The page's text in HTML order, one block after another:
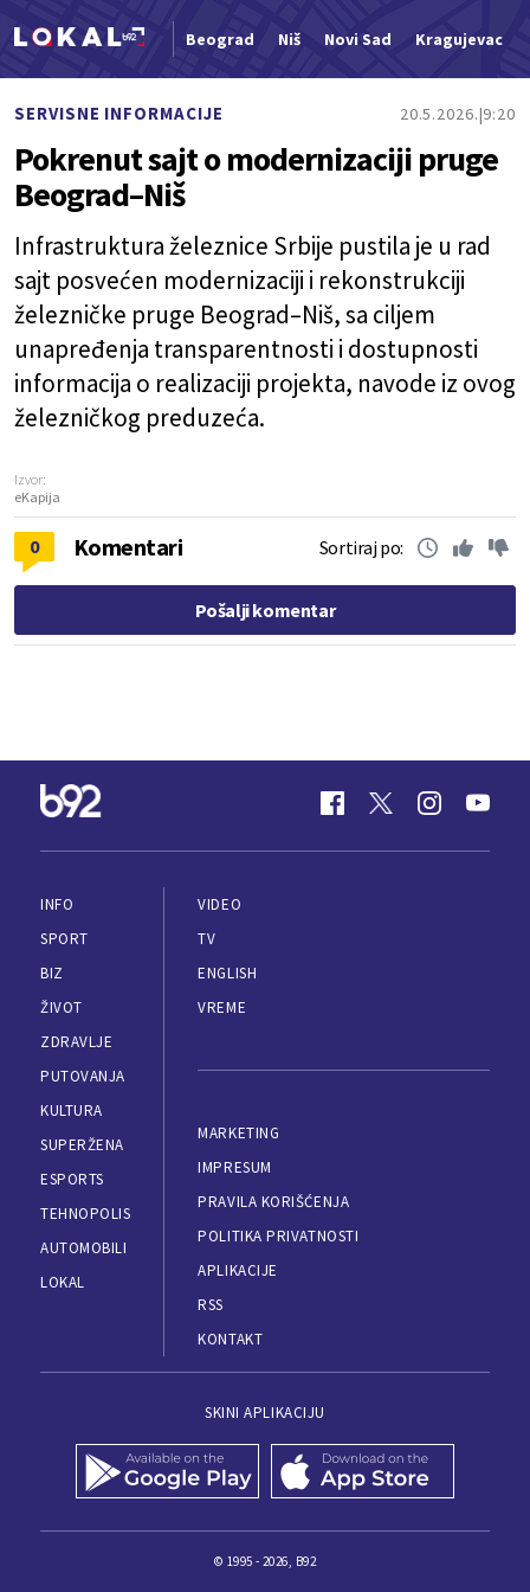
Beograd Niš Novi Sad Kragujevac
SERVISNE INFORMACIJE 20.5.2026. 9:20
Pokrenut sajt o modernizaciji pruge
Beograd–Niš
Infrastruktura železnice Srbije pustila je u rad
sajt posvećen modernizaciji i rekonstrukciji
železničke pruge Beograd–Niš, sa ciljem
unapređenja transparentnosti i dostupnosti
informacija o realizaciji projekta, navode iz ovog
železničkog preduzeća.
Izvor:
eKapija
0 Komentari Sortiraj po:
Pošalji komentar
INFO
SPORT
BIZ
ŽIVOT
ZDRAVLJE
PUTOVANJA
KULTURA
SUPERŽENA
ESPORTS
TEHNOPOLIS
AUTOMOBILI
LOKAL
VIDEO
TV
ENGLISH
VREME
MARKETING
IMPRESUM
PRAVILA KORIŠĆENJA
POLITIKA PRIVATNOSTI
APLIKACIJE
RSS
KONTAKT
SKINI APLIKACIJU
© 1995 - 2026, B92